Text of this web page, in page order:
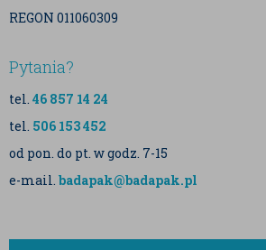
REGON 011060309
Pytania?
tel. 46 857 14 24
tel. 506 153 452
od pon. do pt. w godz. 7-15
e-mail. badapak@badapak.pl